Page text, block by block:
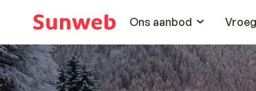
Ons aanbod